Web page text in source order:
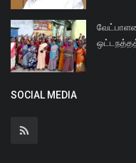
SOCIAL MEDIA